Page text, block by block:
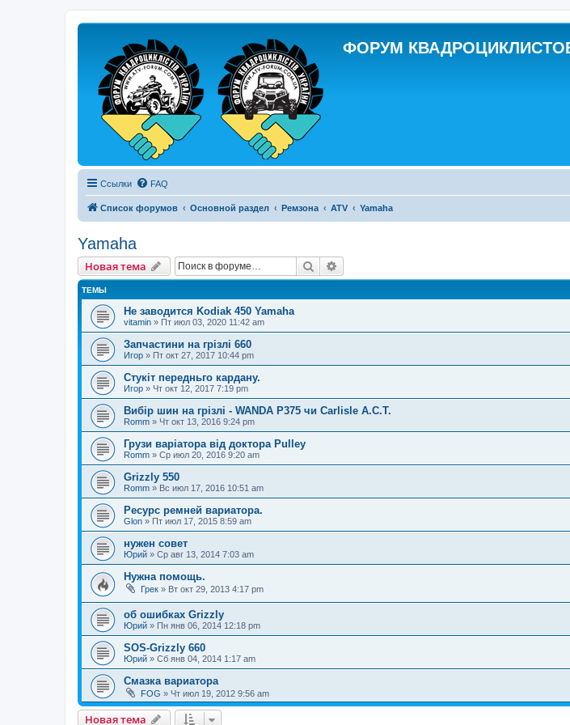
ФОРУМ
Ссылки FAQ
Список форумов Основной раздел Ремзона ATV Yamaha
Yamaha
Новая тема Поиск
ТЕМЫ
Не заводится Kodiak 450 Yamaha
vitamin » Пт июл 03, 2020 11:42 am
Запчастини на грізлі 660
Игор » Пт окт 27, 2017 10:44 pm
Стукіт передньго кардану.
Игор » Чт окт 12, 2017 7:19 pm
Вибір шин на грізлі - WANDA P375 чи Carlisle A.C.T.
Romm » Чт окт 13, 2016 9:24 pm
Грузи варіатора від доктора Pulley
Romm » Ср июл 20, 2016 9:20 am
Grizzly 550
Romm » Вс июл 17, 2016 10:51 am
Ресурс ремней вариатора.
Glon » Пт июл 17, 2015 8:59 am
нужен совет
Юрий » Ср авг 13, 2014 7:03 am
Нужна помощь.
Грек » Вт окт 29, 2013 4:17 pm
об ошибках Grizzly
Юрий » Пн янв 06, 2014 12:18 pm
SOS-Grizzly 660
Юрий » Сб янв 04, 2014 1:17 am
Смазка вариатора
FOG » Чт июл 19, 2012 9:56 am
Новая тема